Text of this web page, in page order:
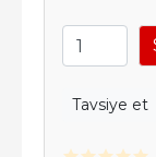
Tavsiye et